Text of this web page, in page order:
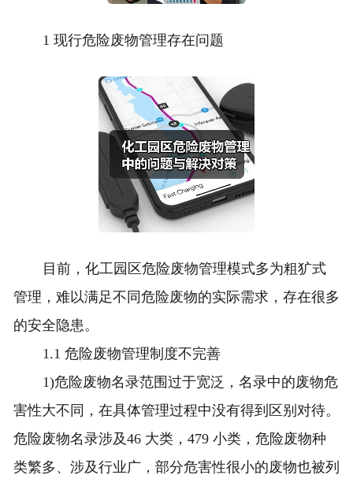
1 现行危险废物管理存在问题
目前，化工园区危险废物管理模式多为粗犷式
管理，难以满足不同危险废物的实际需求，存在很多
的安全隐患。
1.1 危险废物管理制度不完善
1)危险废物名录范围过于宽泛，名录中的废物危
害性大不同，在具体管理过程中没有得到区别对待。
危险废物名录涉及46 大类，479 小类，危险废物种
类繁多、涉及行业广，部分危害性很小的废物也被列